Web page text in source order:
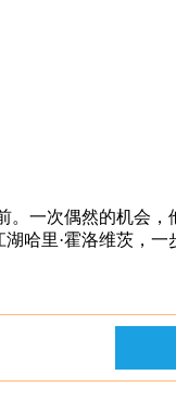
一次偶然的机会，
哈里·霍洛维茨，一